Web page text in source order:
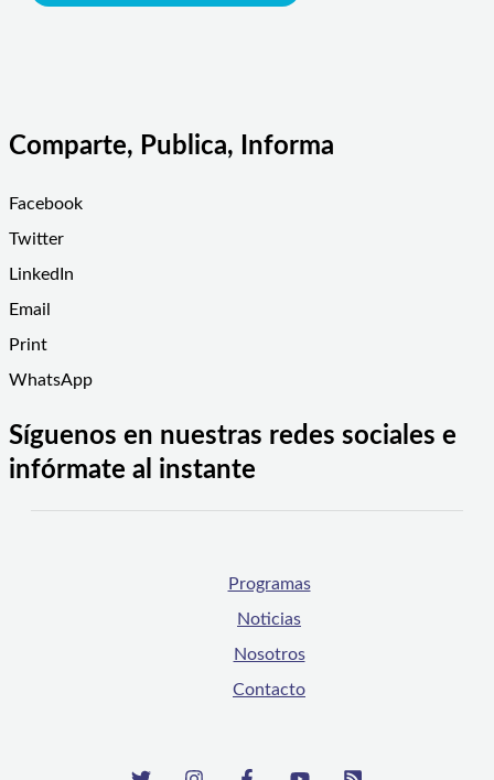
Comparte, Publica, Informa
Facebook
Twitter
LinkedIn
Email
Print
WhatsApp
Síguenos en nuestras redes sociales e
infórmate al instante
Programas
Noticias
Nosotros
Contacto